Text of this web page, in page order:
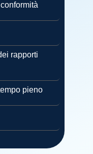
rapporti
pieno